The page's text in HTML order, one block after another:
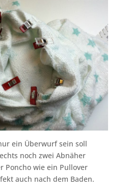
ein Überwurf sein soll
noch zwei Abnäher
Poncho wie ein Pullover
auch nach dem Baden.